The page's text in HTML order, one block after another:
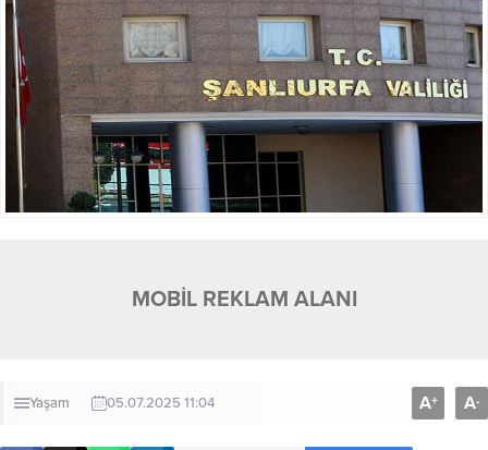
MOBİL REKLAM ALANI
Yaşam 05.07.2025 11:04 A+ A-